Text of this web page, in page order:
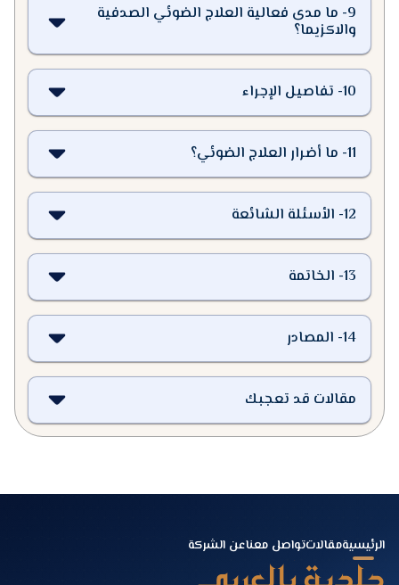
9
- ما مدى فعالية العلاج الضوئي الصدفية
والاكزيما؟
10
- تفاصيل الإجراء
11
- ما أضرار العلاج الضوئي؟
12
- الأسئلة الشائعة
13
- الخاتمة
14
- المصادر
مقالات قد تعجبك
الرئيسيةمقالاتتواصل معناعن الشركة